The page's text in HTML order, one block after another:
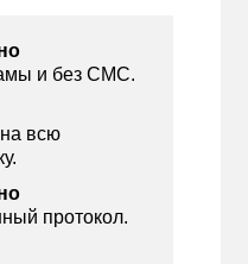
и без СМС.
всю
протокол.